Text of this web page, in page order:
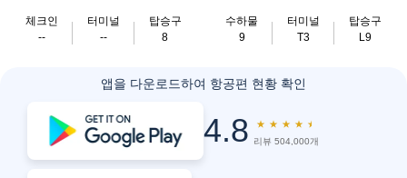
체크인
--
터미널
--
탑승구
8
수하물
9
터미널
T3
탑승구
L9
앱을 다운로드하여 항공편 현황 확인
4.8 ★ ★ ★ ★ ★
리뷰 504,000개